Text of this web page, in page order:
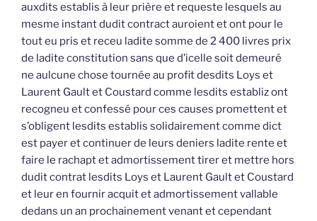
auxdits establis à leur prière et requeste lesquels au
mesme instant dudit contract auroient et ont pour le
tout eu pris et receu ladite somme de 2 400 livres prix
de ladite constitution sans que d’icelle soit demeuré
ne aulcune chose tournée au profit desdits Loys et
Laurent Gault et Coustard comme lesdits establiz ont
recogneu et confessé pour ces causes promettent et
s’obligent lesdits establis solidairement comme dict
est payer et continuer de leurs deniers ladite rente et
faire le rachapt et admortissement tirer et mettre hors
dudit contrat lesdits Loys et Laurent Gault et Coustard
et leur en fournir acquit et admortissement vallable
dedans un an prochainement venant et cependant